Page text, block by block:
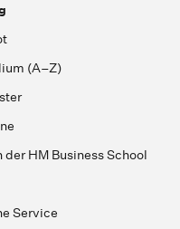
(A–Z)
der HM Business School
Service